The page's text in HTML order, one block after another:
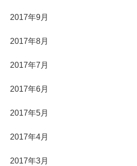
2017年9月
2017年8月
2017年7月
2017年6月
2017年5月
2017年4月
2017年3月